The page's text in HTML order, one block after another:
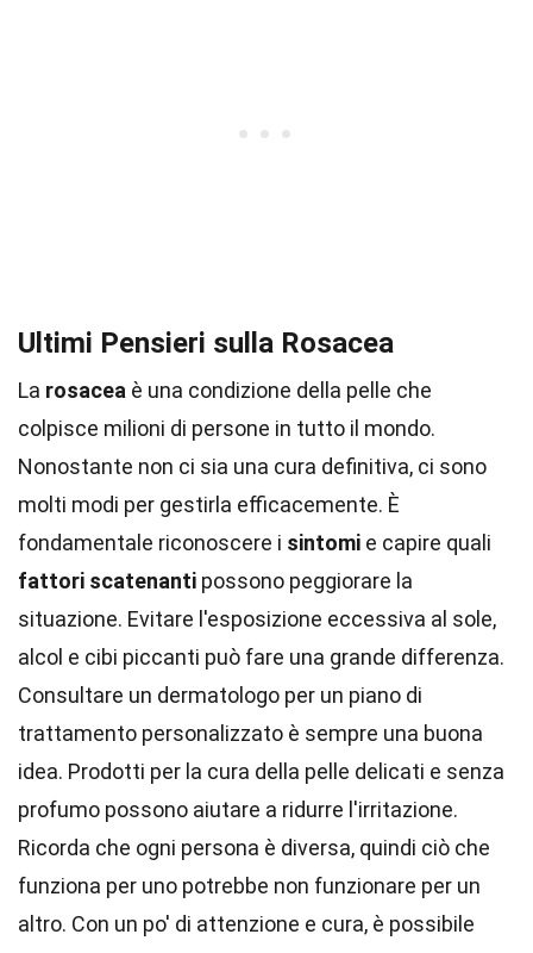
Ultimi Pensieri sulla Rosacea
La rosacea è una condizione della pelle che
colpisce milioni di persone in tutto il mondo.
Nonostante non ci sia una cura definitiva, ci sono
molti modi per gestirla efficacemente. È
fondamentale riconoscere i sintomi e capire quali
fattori scatenanti possono peggiorare la
situazione. Evitare l'esposizione eccessiva al sole,
alcol e cibi piccanti può fare una grande differenza.
Consultare un dermatologo per un piano di
trattamento personalizzato è sempre una buona
idea. Prodotti per la cura della pelle delicati e senza
profumo possono aiutare a ridurre l'irritazione.
Ricorda che ogni persona è diversa, quindi ciò che
funziona per uno potrebbe non funzionare per un
altro. Con un po' di attenzione e cura, è possibile